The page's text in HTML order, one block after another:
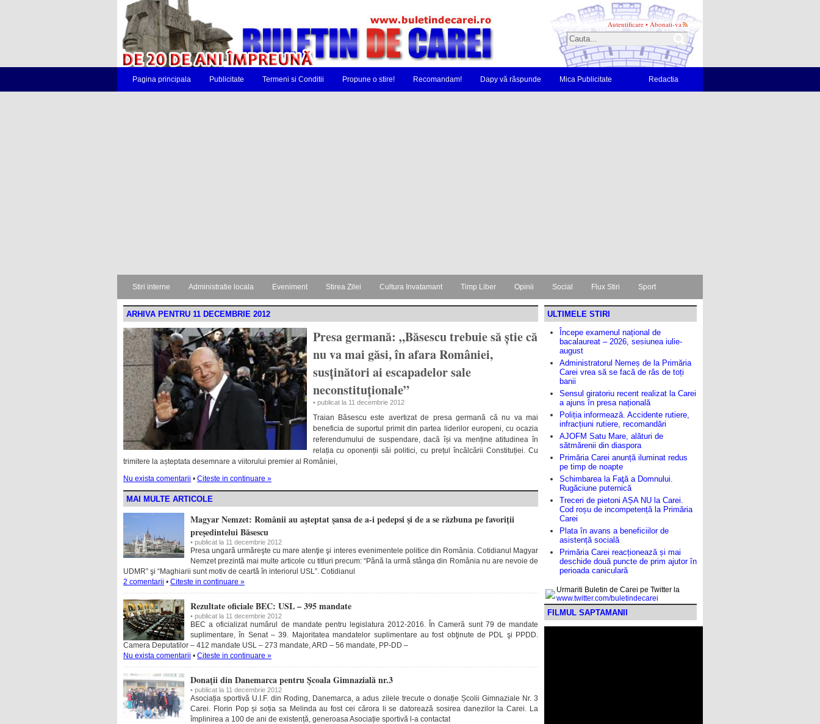
Autentificare • Abonati-va
Pagina principala Publicitate Termeni si Conditii Propune o stire! Recomandam! Dapy vă răspunde Mica Publicitate Redactia
Stiri interne Administratie locala Eveniment Stirea Zilei Cultura Invatamant Timp Liber Opinii Social Flux Stiri Sport
ARHIVA PENTRU 11 DECEMBRIE 2012
Presa germană: „Băsescu trebuie să știe că
nu va mai găsi, în afara României,
susținători ai escapadelor sale
neconstituționale”
• publicat la 11 decembrie 2012
Traian Băsescu este avertizat de presa germană că nu va mai
beneficia de suportul primit din partea liderilor europeni, cu ocazia
referendumului de suspendare, dacă își va menține atitudinea în
relația cu oponenții săi politici, cu prețul încălcării Constituției. Cu
trimitere la așteptata desemnare a viitorului premier al României,
Nu exista comentarii • Citeste in continuare »
MAI MULTE ARTICOLE
Magyar Nemzet: Românii au aşteptat şansa de a-i pedepsi şi de a se răzbuna pe favoriţii
preşedintelui Băsescu
• publicat la 11 decembrie 2012
Presa ungară urmăreşte cu mare atenţie şi interes evenimentele politice din România. Cotidianul Magyar
Nemzet prezintă mai multe articole cu titluri precum: “Până la urmă stânga din România nu are nevoie de
UDMR” şi “Maghiarii sunt motiv de ceartă în interiorul USL”. Cotidianul
2 comentarii • Citeste in continuare »
Rezultate oficiale BEC: USL – 395 mandate
• publicat la 11 decembrie 2012
BEC a oficializat numărul de mandate pentru legislatura 2012-2016. În Cameră sunt 79 de mandate
suplimentare, în Senat – 39. Majoritatea mandatelor suplimentare au fost obţinute de PDL şi PPDD.
Camera Deputatilor – 412 mandate USL – 273 mandate, ARD – 56 mandate, PP-DD –
Nu exista comentarii • Citeste in continuare »
Donaţii din Danemarca pentru Şcoala Gimnazială nr.3
• publicat la 11 decembrie 2012
Asociația sportivă U.I.F. din Roding, Danemarca, a adus zilele trecute o donație Școlii Gimnaziale Nr. 3
Carei. Florin Pop și soția sa Melinda au fost cei cărora li se datorează sosirea danezilor la Carei. La
împlinirea a 100 de ani de existență, generoasa Asociație sportivă l-a contactat
ULTIMELE STIRI
Începe examenul național de
bacalaureat – 2026, sesiunea iulie-
august
Administratorul Nemeș de la Primăria
Carei vrea să se facă de râs de toți
banii
Sensul giratoriu recent realizat la Carei
a ajuns în presa națională
Poliția informează. Accidente rutiere,
infracțiuni rutiere, recomandări
AJOFM Satu Mare, alături de
sătmărenii din diaspora
Primăria Carei anunță iluminat redus
pe timp de noapte
Schimbarea la Faţă a Domnului.
Rugăciune puternică
Treceri de pietoni AȘA NU la Carei.
Cod roșu de incompetență la Primăria
Carei
Plata în avans a beneficiilor de
asistență socială
Primăria Carei reacționează și mai
deschide două puncte de prim ajutor în
perioada caniculară
Urmariti Buletin de Carei pe Twitter la
www.twitter.com/buletindecarei
FILMUL SAPTAMANII